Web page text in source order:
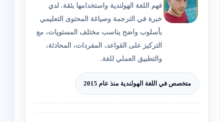
فهم اللغة الهولندية واستخدامها بثقة. لدي
خبرة في الترجمة وصياغة المحتوى التعليمي
بأسلوب واضح يناسب مختلف المستويات، مع
التركيز على القواعد، المفردات، المحادثة،
والتطبيق العملي للغة.
متخصص في اللغة الهولندية منذ عام 2015